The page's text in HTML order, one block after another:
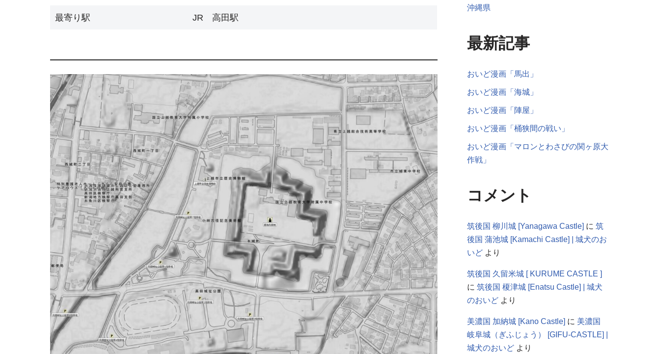
最寄り駅 JR 高田駅
沖縄県
最新記事
おいど漫画「馬出」
おいど漫画「海城」
おいど漫画「陣屋」
おいど漫画「桶狭間の戦い」
おいど漫画「マロンとわさびの関ヶ原大
作戦」
コメント
筑後国 柳川城 [Yanagawa Castle] に 筑
後国 蒲池城 [Kamachi Castle] | 城犬のお
いど より
筑後国 久留米城 [ KURUME CASTLE ]
に 筑後国 榎津城 [Enatsu Castle] | 城犬
のおいど より
美濃国 加納城 [Kano Castle] に 美濃国
岐阜城（ぎふじょう） [GIFU-CASTLE] |
城犬のおいど より